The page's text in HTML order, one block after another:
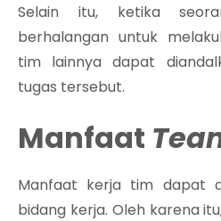
Selain itu, ketika
berhalangan untuk
tim lainnya dapat
tugas tersebut.
Manfaat
Manfaat kerja tim dapat
bidang kerja. Oleh karena